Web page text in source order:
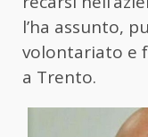
l’ha assunto,
volontariato e
a Trento.